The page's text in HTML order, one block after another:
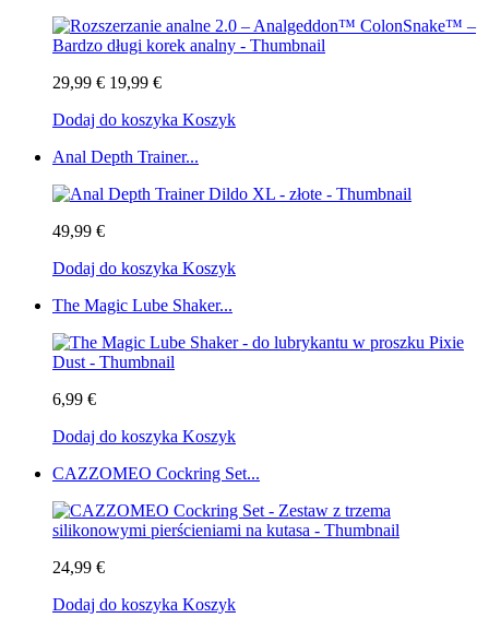
29,99 € 19,99 €
Dodaj do koszyka Koszyk
Anal Depth Trainer...
49,99 €
Dodaj do koszyka Koszyk
The Magic Lube Shaker...
6,99 €
Dodaj do koszyka Koszyk
CAZZOMEO Cockring Set...
24,99 €
Dodaj do koszyka Koszyk